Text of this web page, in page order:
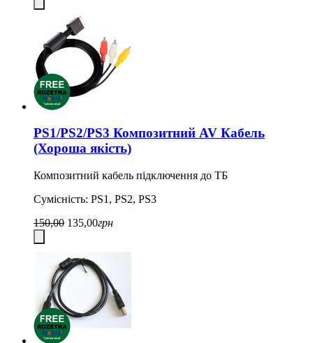
PS1/PS2/PS3 Композитний AV Кабель
(Хороша якість)
Композитний кабель підключення до ТБ
Сумісність: PS1, PS2, PS3
150,00 135,00грн